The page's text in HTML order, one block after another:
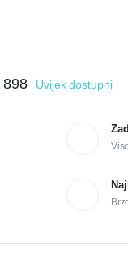
Uvijek dostupni